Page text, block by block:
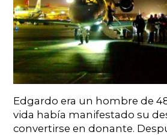
Edgardo era un hombre de
vida había manifestado su
convertirse en donante.